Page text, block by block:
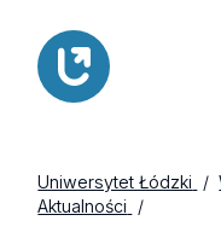
Uniwersytet Łódzki
Aktualności